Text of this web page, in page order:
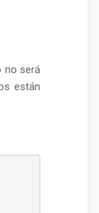
no será
están